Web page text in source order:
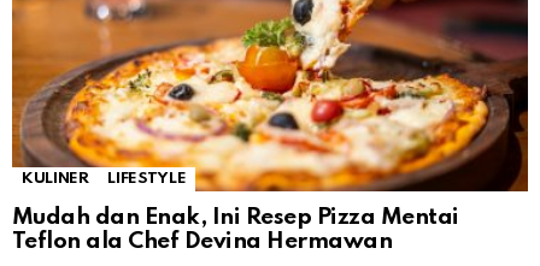
KULINER LIFESTYLE
Mudah dan Enak, Ini Resep Pizza Mentai
Teflon ala Chef Devina Hermawan